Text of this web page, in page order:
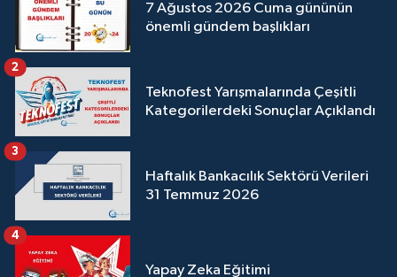
7 Ağustos 2026 Cuma gününün
önemli gündem başlıkları
Teknofest Yarışmalarında Çeşitli
Kategorilerdeki Sonuçlar Açıklandı
2
Haftalık Bankacılık Sektörü Verileri
31 Temmuz 2026
3
Yapay Zeka Eğitimi
4